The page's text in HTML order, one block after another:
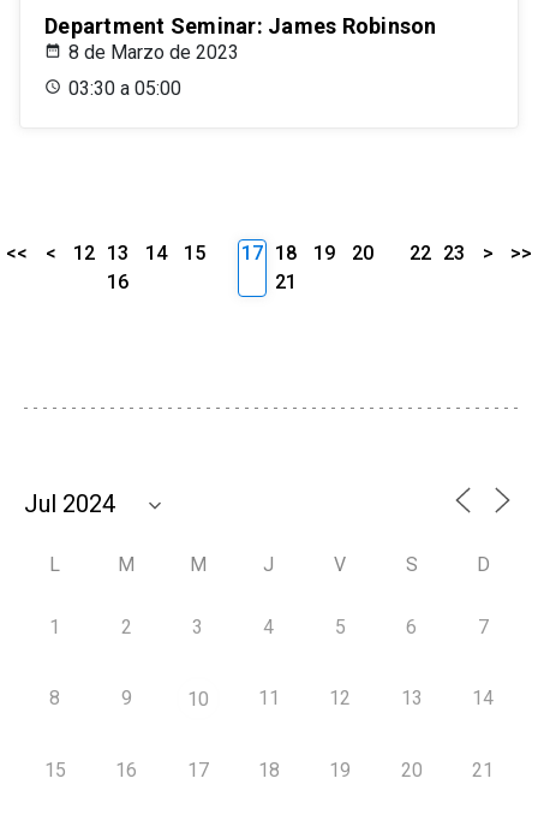
Department Seminar: James Robinson
8 de Marzo de 2023
03:30 a 05:00
<< < 12 13 14
15
16
17 18 19
20
21
22 23 > >>
L M M J V S D
1 2 3 4 5 6 7
8 9 10 11 12 13 14
15 16 17 18 19 20 21